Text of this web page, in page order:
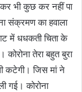
भी कुछ कर नहीं पा
संक्रमण का हवाला
में धधकती चिता के
तेरा बहुत बुरा
कटेगी। जिस मां ने
गई। कोरोना